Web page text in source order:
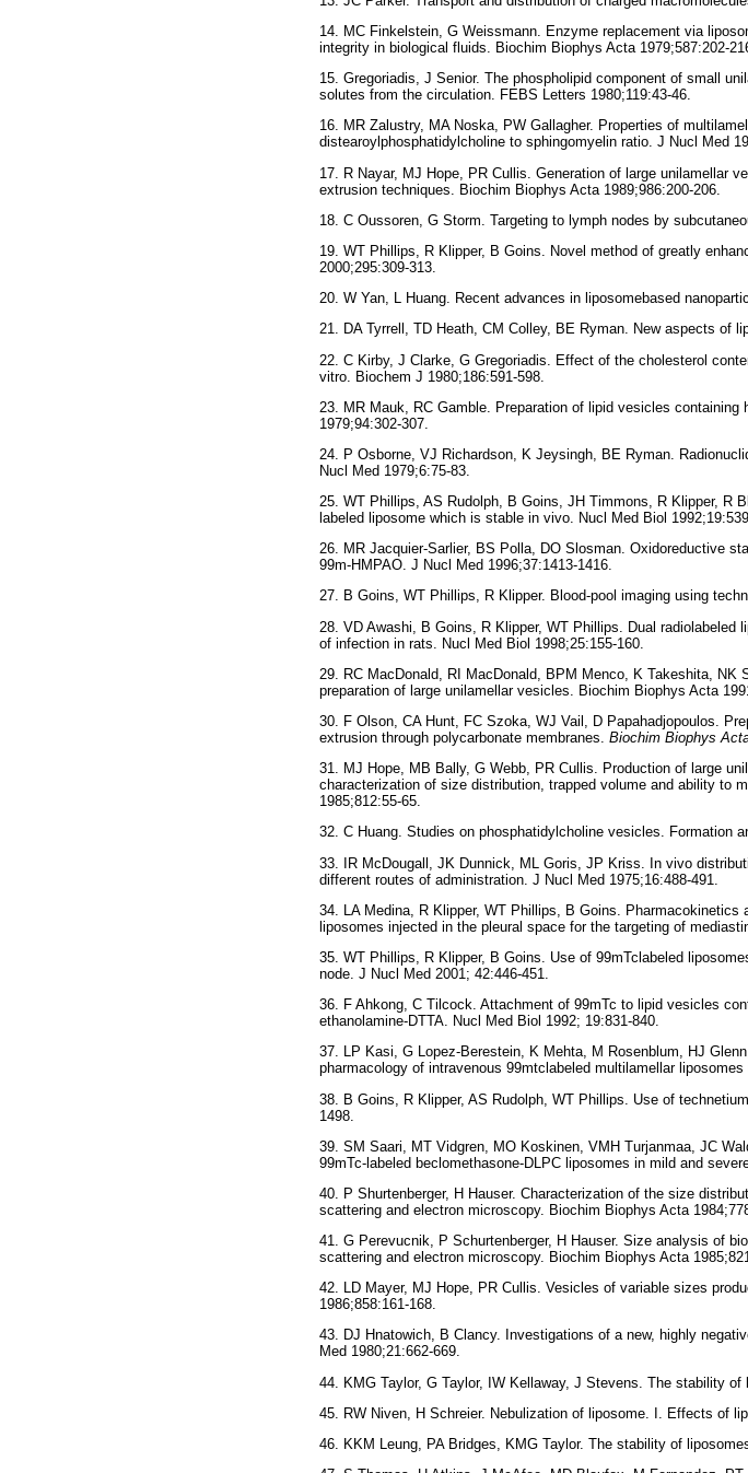
14. MC Finkelstein, G Weissmann. Enzyme replacement via
integrity in biological fluids. Biochim Biophys Acta 1979;587:202-
15. Gregoriadis, J Senior. The phospholipid component of small
solutes from the circulation. FEBS Letters 1980;119:43-46.
16. MR Zalustry, MA Noska, PW Gallagher. Properties of
distearoylphosphatidylcholine to sphingomyelin ratio. J Nucl Med
17. R Nayar, MJ Hope, PR Cullis. Generation of large unilamellar
extrusion techniques. Biochim Biophys Acta 1989;986:200-206.
18. C Oussoren, G Storm. Targeting to lymph nodes by
19. WT Phillips, R Klipper, B Goins. Novel method of greatly
2000;295:309-313.
20. W Yan, L Huang. Recent advances in liposomebased
21. DA Tyrrell, TD Heath, CM Colley, BE Ryman. New aspects of
22. C Kirby, J Clarke, G Gregoriadis. Effect of the cholesterol
vitro. Biochem J 1980;186:591-598.
23. MR Mauk, RC Gamble. Preparation of lipid vesicles
1979;94:302-307.
24. P Osborne, VJ Richardson, K Jeysingh, BE Ryman.
Nucl Med 1979;6:75-83.
25. WT Phillips, AS Rudolph, B Goins, JH Timmons, R Klipper, R
labeled liposome which is stable in vivo. Nucl Med Biol
26. MR Jacquier-Sarlier, BS Polla, DO Slosman. Oxidoreductive
99m-HMPAO. J Nucl Med 1996;37:1413-1416.
27. B Goins, WT Phillips, R Klipper. Blood-pool imaging using
28. VD Awashi, B Goins, R Klipper, WT Phillips. Dual
of infection in rats. Nucl Med Biol 1998;25:155-160.
29. RC MacDonald, RI MacDonald, BPM Menco, K Takeshita, NK
preparation of large unilamellar vesicles. Biochim Biophys Acta
30. F Olson, CA Hunt, FC Szoka, WJ Vail, D Papahadjopoulos.
extrusion through polycarbonate membranes. Biochim Biophys
31. MJ Hope, MB Bally, G Webb, PR Cullis. Production of large
characterization of size distribution, trapped volume and ability to
1985;812:55-65.
32. C Huang. Studies on phosphatidylcholine vesicles. Formation
33. IR McDougall, JK Dunnick, ML Goris, JP Kriss. In vivo
different routes of administration. J Nucl Med 1975;16:488-491.
34. LA Medina, R Klipper, WT Phillips, B Goins. Pharmacokinetics
liposomes injected in the pleural space for the targeting of
35. WT Phillips, R Klipper, B Goins. Use of 99mTclabeled
node. J Nucl Med 2001; 42:446-451.
36. F Ahkong, C Tilcock. Attachment of 99mTc to lipid vesicles
ethanolamine-DTTA. Nucl Med Biol 1992; 19:831-840.
37. LP Kasi, G Lopez-Berestein, K Mehta, M Rosenblum, HJ
pharmacology of intravenous 99mtclabeled multilamellar
38. B Goins, R Klipper, AS Rudolph, WT Phillips. Use of
1498.
39. SM Saari, MT Vidgren, MO Koskinen, VMH Turjanmaa, JC
99mTc-labeled beclomethasone-DLPC liposomes in mild and
40. P Shurtenberger, H Hauser. Characterization of the size
scattering and electron microscopy. Biochim Biophys Acta
41. G Perevucnik, P Schurtenberger, H Hauser. Size analysis of
scattering and electron microscopy. Biochim Biophys Acta
42. LD Mayer, MJ Hope, PR Cullis. Vesicles of variable sizes
1986;858:161-168.
43. DJ Hnatowich, B Clancy. Investigations of a new, highly
Med 1980;21:662-669.
44. KMG Taylor, G Taylor, IW Kellaway, J Stevens. The stability
45. RW Niven, H Schreier. Nebulization of liposome. I. Effects of
46. KKM Leung, PA Bridges, KMG Taylor. The stability of